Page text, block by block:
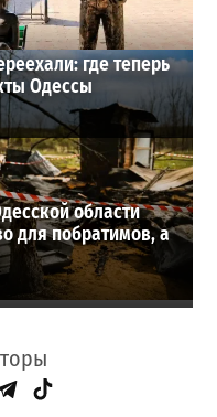
где теперь
Одессы
области
для побратимов, а
Telegram
TikTok